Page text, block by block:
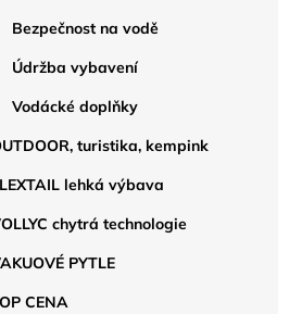
Bezpečnost na vodě
Údržba vybavení
Vodácké doplňky
turistika, kempink
lehká výbava
chytrá technologie
PYTLE
CENA